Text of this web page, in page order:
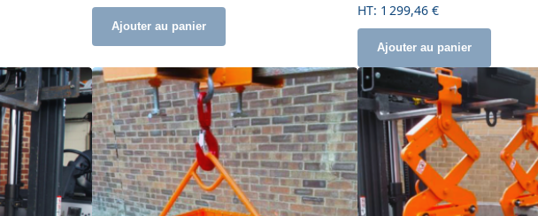
Ajouter au panier
1 299,46 €
Ajouter au panier